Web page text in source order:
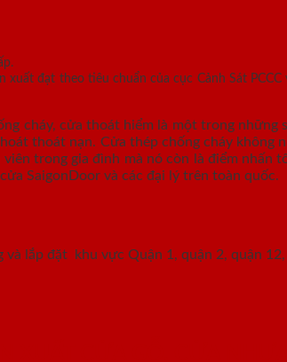
xuất đạt theo tiêu chuẩn của cục Cảnh Sát
cháy, cửa thoát hiểm là một trong những
thoát nạn. Cửa thép chống cháy không
viên trong gia đình mà nó còn là điểm
SaigonDoor và các đại lý trên toàn quốc.
lắp đặt khu vực Quận 1, quận 2, quận